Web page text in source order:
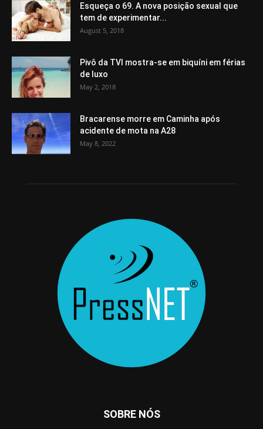
Esqueça o 69. A nova posição sexual que
tem de experimentar...
August 5, 2018
Pivô da TVI mostra-se em biquíni em férias
de luxo
May 2, 2018
Bracarense morre em Caminha após
acidente de mota na A28
May 8, 2022
SOBRE NÓS